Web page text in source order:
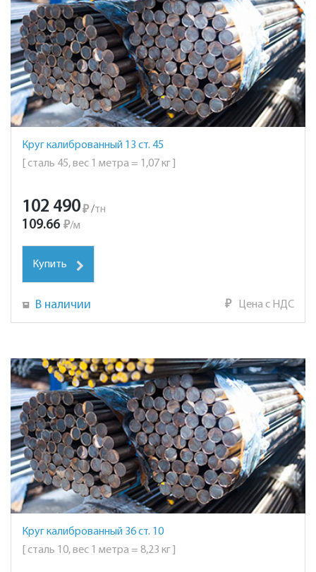
Круг калиброванный 13 ст. 45
[ сталь 45, вес 1 метра = 1,07 кг ]
102 490₽ /тн
109.66 ₽/м
Купить
В наличии ₽ Цена с НДС
Круг калиброванный 36 ст. 10
[ сталь 10, вес 1 метра = 8,23 кг ]